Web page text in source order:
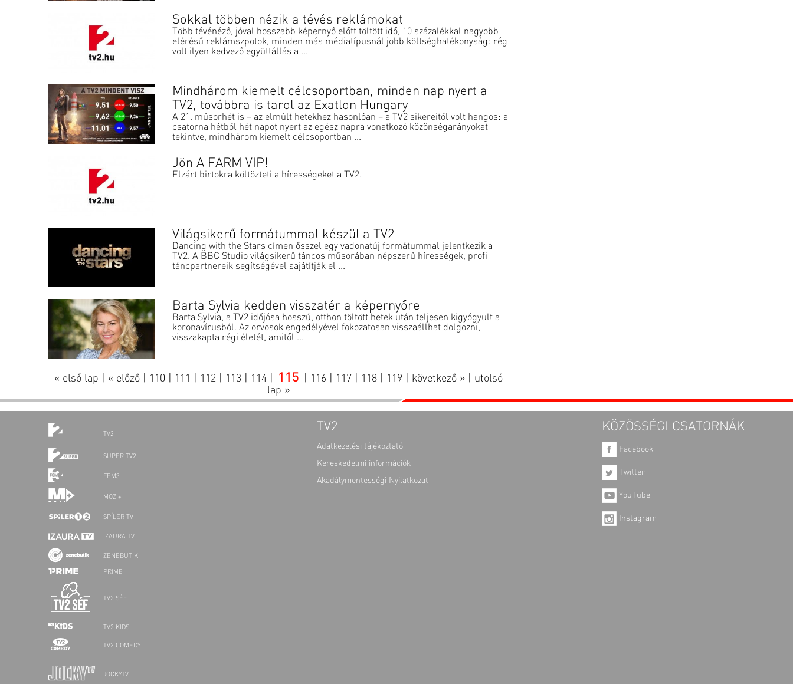
Sokkal többen nézik a tévés reklámokat
Több tévénéző, jóval hosszabb képernyő előtt töltött idő, 10 százalékkal nagyobb
elérésű reklámszpotok, minden más médiatípusnál jobb költséghatékonyság: rég
volt ilyen kedvező együttállás a ...
Mindhárom kiemelt célcsoportban, minden nap nyert a
TV2, továbbra is tarol az Exatlon Hungary
A 21. műsorhét is – az elmúlt hetekhez hasonlóan – a TV2 sikereitől volt hangos: a
csatorna hétből hét napot nyert az egész napra vonatkozó közönségarányokat
tekintve, mindhárom kiemelt célcsoportban ...
Jön A FARM VIP!
Elzárt birtokra költözteti a hírességeket a TV2.
Világsikerű formátummal készül a TV2
Dancing with the Stars címen ősszel egy vadonatúj formátummal jelentkezik a
TV2. A BBC Studio világsikerű táncos műsorában népszerű hírességek, profi
táncpartnereik segítségével sajátítják el ...
Barta Sylvia kedden visszatér a képernyőre
Barta Sylvia, a TV2 időjósa hosszú, otthon töltött hetek után teljesen kigyógyult a
koronavírusból. Az orvosok engedélyével fokozatosan visszaállhat dolgozni,
visszakapta régi életét, amitől ...
« első lap « előző 110 111 112 113 114 115 116 117 118 119 következő »
utolsó
lap »
TV2
SUPER TV2
FEM3
MOZI+
SPÍLER TV
IZAURA TV
ZENEBUTIK
PRIME
TV2 SÉF
TV2 KIDS
TV2 COMEDY
JOCKYTV
TV2
Adatkezelési tájékoztató
Kereskedelmi információk
Akadálymentességi Nyilatkozat
KÖZÖSSÉGI CSATORNÁK
Facebook
Twitter
YouTube
Instagram